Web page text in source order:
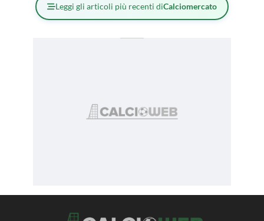
Leggi gli articoli più recenti diCalciomercato